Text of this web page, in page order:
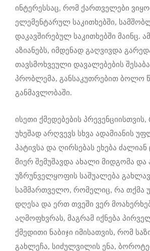
ინტერესსაც, რომ ქართველები
ელემენტარულ საკითხებში,
დაკავშირებულ საკითხებში მაინც.
აზიანებს, იმდენად გაღვივდა
თავსმოხვეული დავალებების
პრობლემა, განსაკუთრებით ბოლო
განმავლობაში.
ისეთი ქმედებების
უხეშად არღვევს სხვა ადამიანის
პატივსა და ღირსებას ეხება ძალიან
მიერ შემუშავდა ახალი მიდგომა და
უზრუნველყოფის საშუალება
სამმართველო, რომელიც, რა თქმა
დღესა და ერთ თვეში ვერ
აღმოფხვრას, მაგრამ იქნება
ქმედითი ნაბიჯი იმისათვის, რომ
გახლეჩა, სიძულვილის ენა,